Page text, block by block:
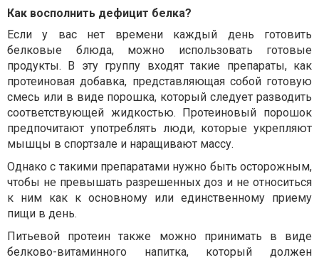
Как восполнить дефицит белка?
Если у вас нет времени каждый день готовить
белковые блюда, можно использовать готовые
продукты. В эту группу входят такие препараты, как
протеиновая добавка, представляющая собой готовую
смесь или в виде порошка, который следует разводить
соответствующей жидкостью. Протеиновый порошок
предпочитают употреблять люди, которые укрепляют
мышцы в спортзале и наращивают массу.
Однако с такими препаратами нужно быть осторожным,
чтобы не превышать разрешенных доз и не относиться
к ним как к основному или единственному приему
пищи в день.
Питьевой протеин также можно принимать в виде
белково-витаминного напитка, который должен